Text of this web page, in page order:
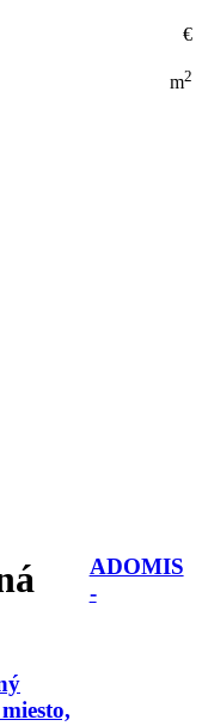
€
m2
ADOMIS
-